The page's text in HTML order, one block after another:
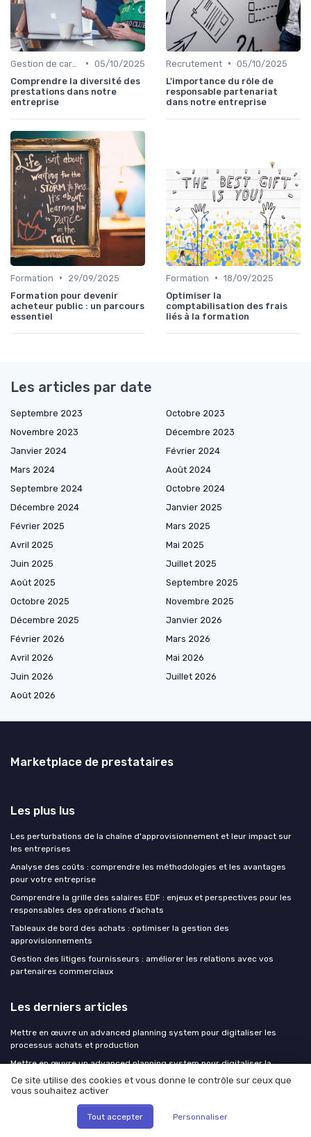
• 05/10/2025
Comprendre la diversité des
prestations dans notre
entreprise
Recrutement • 05/10/2025
L'importance du rôle de
responsable partenariat
dans notre entreprise
Formation •
29/09/2025
Formation pour devenir
acheteur public : un parcours
essentiel
Formation • 18/09/2025
Optimiser la
comptabilisation des frais
liés à la formation
Les articles par date
Septembre 2023
Octobre 2023
Novembre 2023
Décembre 2023
Janvier 2024
Février 2024
Mars 2024
Août 2024
Septembre 2024
Octobre 2024
Décembre 2024
Janvier 2025
Février 2025
Mars 2025
Avril 2025
Mai 2025
Juin 2025
Juillet 2025
Août 2025
Septembre 2025
Octobre 2025
Novembre 2025
Décembre 2025
Janvier 2026
Février 2026
Mars 2026
Avril 2026
Mai 2026
Juin 2026
Juillet 2026
Août 2026
Marketplace de prestataires
Les plus lus
Les perturbations de la chaîne d'approvisionnement et leur impact sur
les entreprises
Analyse des coûts : comprendre les méthodologies et les avantages
pour votre entreprise
Comprendre la grille des salaires EDF : enjeux et perspectives pour les
responsables des opérations d’achats
Tableaux de bord des achats : optimiser la gestion des
approvisionnements
Gestion des litiges fournisseurs : améliorer les relations avec vos
partenaires commerciaux
Les derniers articles
Mettre en œuvre un advanced planning system pour digitaliser les
processus achats et production
Mettre en œuvre un advanced planning system pour digitaliser la
planification achats et production
Mettre en œuvre un advanced planning system pour transformer la
direction achats et la supply chain
Achats de prestations intellectuelles : reprendre le contrôle avant les
Ce site utilise des cookies et vous donne le contrôle sur ceux que
vous souhaitez activer
Tout accepter Personnaliser